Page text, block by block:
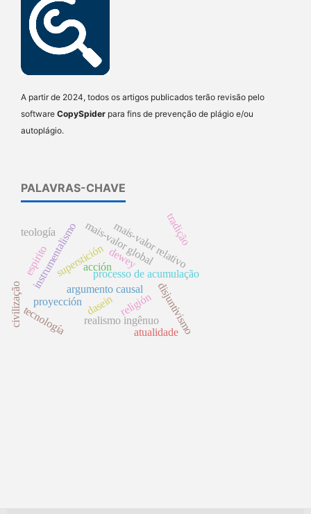
A partir de 2024, todos os artigos publicados terão revisão pelo
software CopySpider para fins de prevenção de plágio e/ou
autoplágio.
PALAVRAS-CHAVE
argumento causal
superstición
proyección
processo de acumulação
mais-valor global
mais-valor relativo
disjuntivismo
religión
realismo ingênuo
tecnología
instrumentalismo dewey
teología
espirito
dasein
tradição
acción
atualidade
civilização